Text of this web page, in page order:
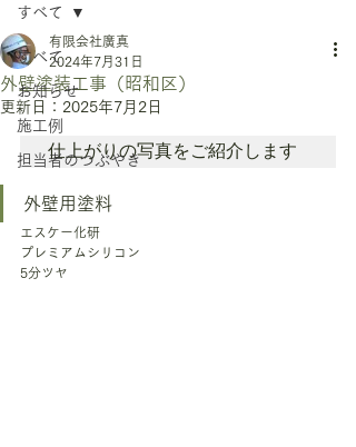
すべて
お知らせ
施工例
担当者のつぶやき
すべて
外壁塗装工事（昭和区）
有限会社廣真
2024年7月31日
更新日： 2025年7月2日
仕上がりの写真をご紹介します
外壁用塗料
エスケー化研
プレミアムシリコン
5分ツヤ